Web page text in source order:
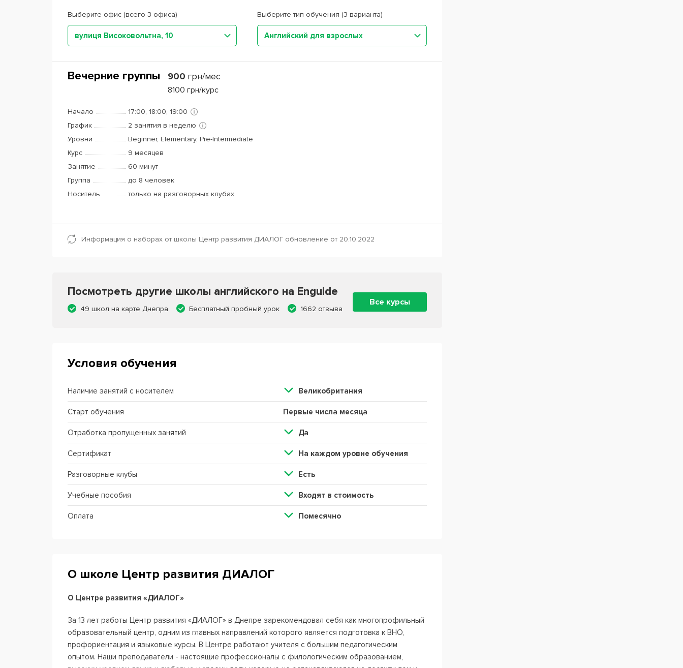
Выберите офис (всего 3 офиса)
вулиця Високовольтна, 10
Выберите тип обучения (3 варианта)
Английский для взрослых
Вечерние группы 900 грн/мес
8100 грн/курс
Начало
17:00, 18:00, 19:00
График
2 занятия в неделю
Уровни
Beginner, Elementary, Pre-Intermediate
Курс
9 месяцев
Занятие
60 минут
Группа
до 8 человек
Носитель
только на разговорных клубах
Информация о наборах от школы Центр развития ДИАЛОГ обновление от 20.10.2022
Посмотреть другие школы английского на Enguide
49 школ на карте Днепра Бесплатный пробный урок 1662 отзыва
Все курсы
Условия обучения
Наличие занятий с носителем Великобритания
Старт обучения Первые числа месяца
Отработка пропущенных занятий Да
Сертификат На каждом уровне обучения
Разговорные клубы Есть
Учебные пособия Входят в стоимость
Оплата Помесячно
О школе Центр развития ДИАЛОГ
О Центре развития «ДИАЛОГ»
За 13 лет работы Центр развития «ДИАЛОГ» в Днепре зарекомендовал себя как многопрофильный
образовательный центр, одним из главных направлений которого является подготовка к ВНО,
профориентация и языковые курсы. В Центре работают учителя с большим педагогическим
опытом. Наши преподаватели - настоящие профессионалы с филологическим образованием,